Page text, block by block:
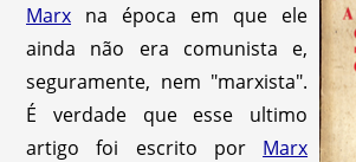
Marx na época em que ele
ainda não era comunista e,
seguramente, nem "marxista".
É verdade que esse ultimo
artigo foi escrito por Marx